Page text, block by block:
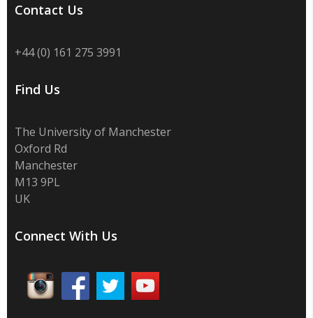
Contact Us
+44 (0) 161 275 3991
Find Us
The University of Manchester
Oxford Rd
Manchester
M13 9PL
UK
Connect With Us